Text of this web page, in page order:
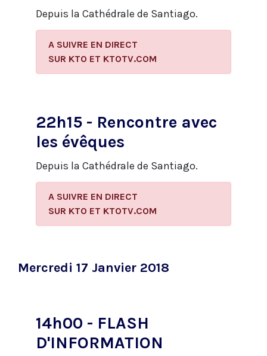
Depuis la Cathédrale de Santiago.
A SUIVRE EN DIRECT
​SUR KTO ET KTOTV.COM
22h15 - Rencontre avec
les évêques
Depuis la Cathédrale de Santiago.
A SUIVRE EN DIRECT
​SUR KTO ET KTOTV.COM
Mercredi 17 Janvier 2018
14h00 - FLASH
D'INFORMATION